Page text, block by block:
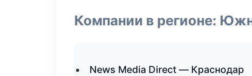
Компании в регионе:
News Media Direct — Краснодар